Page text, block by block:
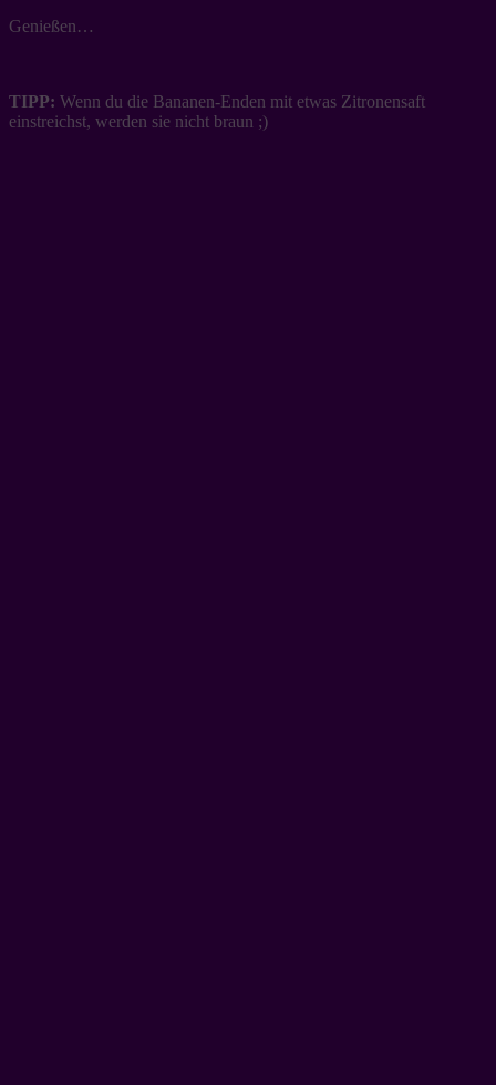
Genießen…
TIPP: Wenn du die Bananen-Enden mit etwas Zitronensaft
einstreichst, werden sie nicht braun ;)